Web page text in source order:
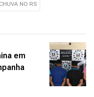
CHUVA NO RS
em